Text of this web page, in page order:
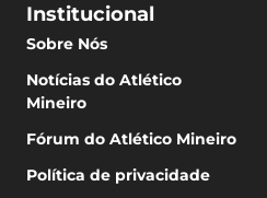
Institucional
Sobre Nós
Notícias do Atlético
Mineiro
Fórum do Atlético Mineiro
Política de privacidade